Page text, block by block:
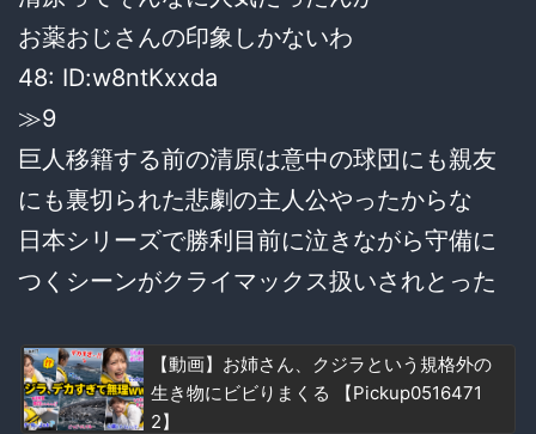
お薬おじさんの印象しかないわ
48: ID:w8ntKxxda
≫9
巨人移籍する前の清原は意中の球団にも親友
にも裏切られた悲劇の主人公やったからな
日本シリーズで勝利目前に泣きながら守備に
つくシーンがクライマックス扱いされとった
【動画】お姉さん、クジラという規格外の
生き物にビビりまくる 【Pickup0516471
2】